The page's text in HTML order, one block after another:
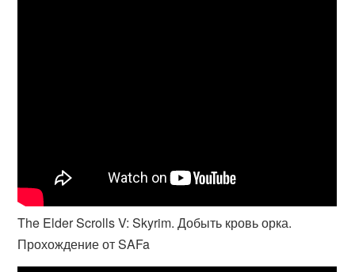
The Elder Scrolls V: Skyrim. Добыть кровь орка.
Прохождение от SAFa